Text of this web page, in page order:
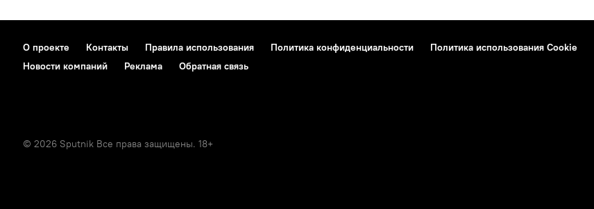
О проекте Контакты Правила использования Политика конфиденциальности Политика использования Cookie
Новости компаний
Реклама Обратная связь
© 2026 Sputnik Все права защищены. 18+